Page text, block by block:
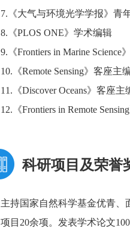
7.《大气与环境光学学报》青
8.《PLOS ONE》学术编辑
9.《Frontiers in Marine Science
10.《Remote Sensing》客座主
11.《Discover Oceans》客座主
12.《Frontiers in Remote
科研项目及荣誉
主持国家自然科学基金优青、
项目20余项。发表学术论文